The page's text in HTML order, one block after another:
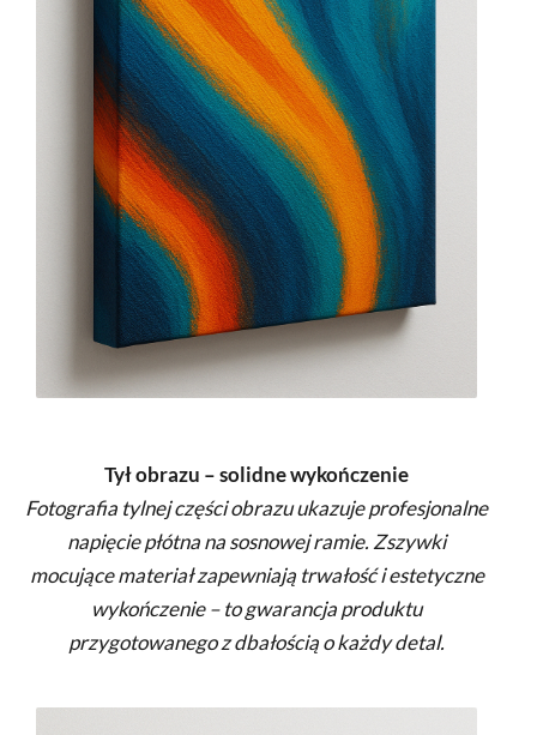
Tył obrazu – solidne wykończenie
Fotografia tylnej części obrazu ukazuje profesjonalne
napięcie płótna na sosnowej ramie. Zszywki
mocujące materiał zapewniają trwałość i estetyczne
wykończenie – to gwarancja produktu
przygotowanego z dbałością o każdy detal.